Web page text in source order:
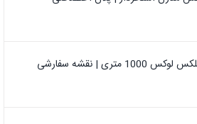
متری | نقشه سفارشی